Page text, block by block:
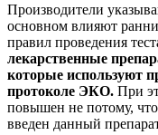
Производители
основном влияют
правил проведения
лекарственные
которые используют
протоколе ЭКО. При
повышен не потому,
введен данный